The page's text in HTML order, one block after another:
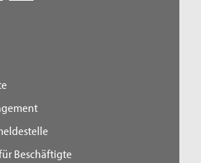
Beschäftigte